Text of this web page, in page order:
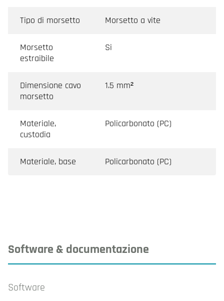
Tipo di morsetto Morsetto a vite
Morsetto
estraibile
Si
Dimensione cavo
morsetto
1.5 mm²
Materiale,
custodia
Policarbonato (PC)
Materiale, base Policarbonato (PC)
Software & documentazione
Software